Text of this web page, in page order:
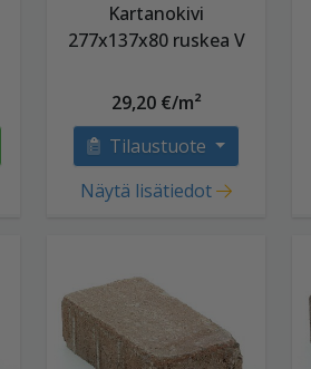
Kartanokivi
277x137x80 ruskea V
29,20 €/m²
Tilaustuote
Näytä lisätiedot